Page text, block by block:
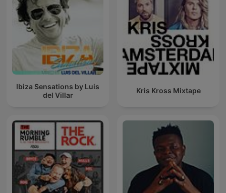
Ibiza Sensations by Luis
del Villar
Kris Kross Mixtape